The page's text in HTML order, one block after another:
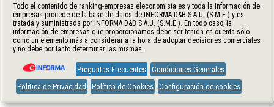
Todo el contenido de ranking-empresas.eleconomista.es y toda la información de
empresas procede de la base de datos de INFORMA D&B S.A.U. (S.M.E.) y es
tratada y suministrada por INFORMA D&B S.A.U. (S.M.E.). En todo caso, la
información de empresas que proporcionamos debe ser tenida en cuenta sólo
como un elemento más a considerar a la hora de adoptar decisiones comerciales
y no debe por tanto determinar las mismas.
Preguntas Frecuentes Condiciones Generales
Política de Privacidad
Política de Cookies Configuración de cookies